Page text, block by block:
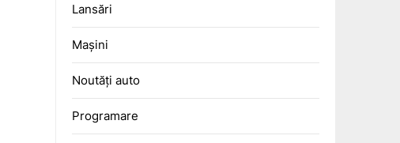
Lansări
Mașini
Noutăți auto
Programare